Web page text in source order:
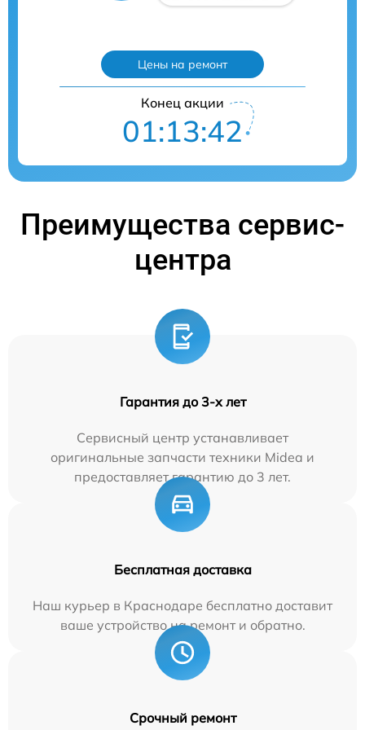
Цены на ремонт
Конец акции
01:13:41
Преимущества сервис-
центра
Гарантия до 3-х лет
Сервисный центр устанавливает
оригинальные запчасти техники Midea и
предоставляет гарантию до 3 лет.
Бесплатная доставка
Наш курьер в Краснодаре бесплатно доставит
ваше устройство на ремонт и обратно.
Срочный ремонт